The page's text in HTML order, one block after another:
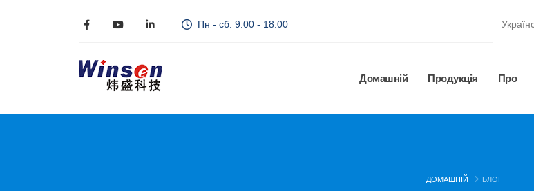
Пн - сб. 9:00 - 18:00
Домашній Продукція Про
ДОМАШНІЙ БЛОГ